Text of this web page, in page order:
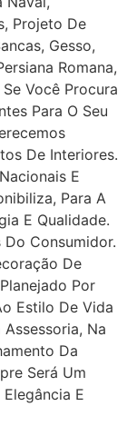
Projeto De
Gesso,
Romana,
Você Procura
Para O Seu
De Interiores.
E
Para A
E Qualidade.
Consumidor.
De
Por
Estilo De Vida
Na
Da
Será Um
E